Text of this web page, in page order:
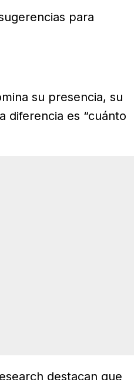
para
su presencia, su
diferencia es “cuánto
destacan que